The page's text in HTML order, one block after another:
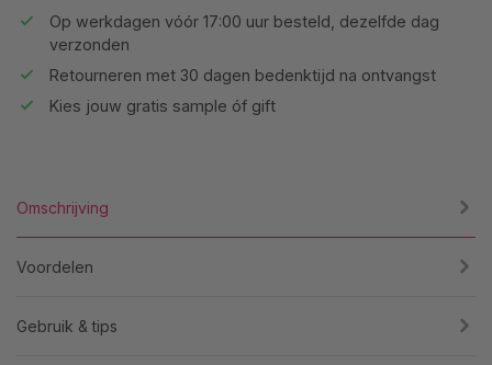
Op werkdagen vóór 17:00 uur besteld, dezelfde dag
verzonden
Retourneren met 30 dagen bedenktijd na ontvangst
Kies jouw gratis sample óf gift
Omschrijving
Voordelen
Gebruik & tips